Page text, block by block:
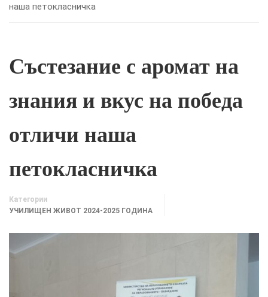
наша петокласничка
Състезание с аромат на
знания и вкус на победа
отличи наша
петокласничка
Категории
УЧИЛИЩЕН ЖИВОТ 2024-2025 ГОДИНА